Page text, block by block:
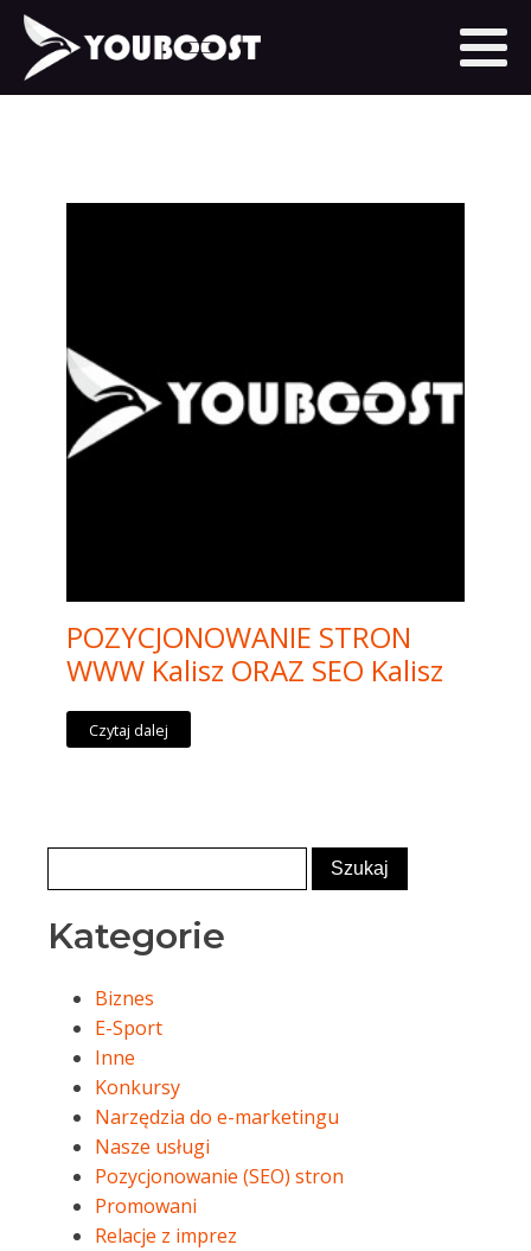
POZYCJONOWANIE STRON
WWW Kalisz ORAZ SEO Kalisz
Czytaj dalej
Kategorie
Biznes
E-Sport
Inne
Konkursy
Narzędzia do e-marketingu
Nasze usługi
Pozycjonowanie (SEO) stron
Promowani
Relacje z imprez